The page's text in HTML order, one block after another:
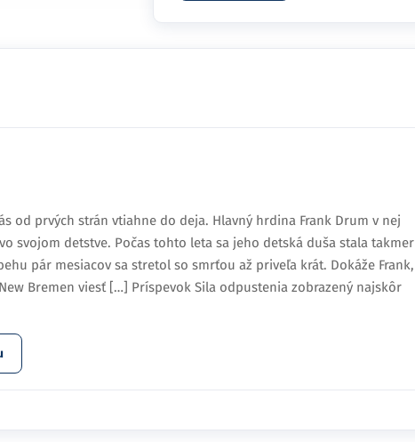
od prvých strán vtiahne do deja. Hlavný hrdina Frank Drum v nej
svojom detstve. Počas tohto leta sa jeho detská duša stala takmer
pár mesiacov sa stretol so smrťou až priveľa krát. Dokáže Frank,
Bremen viesť […] Príspevok Sila odpustenia zobrazený najskôr